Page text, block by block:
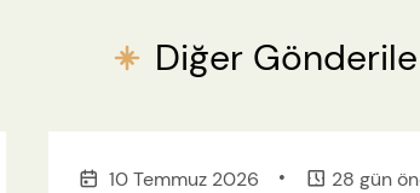
Diğer
10 Temmuz 2026 • 28 gün